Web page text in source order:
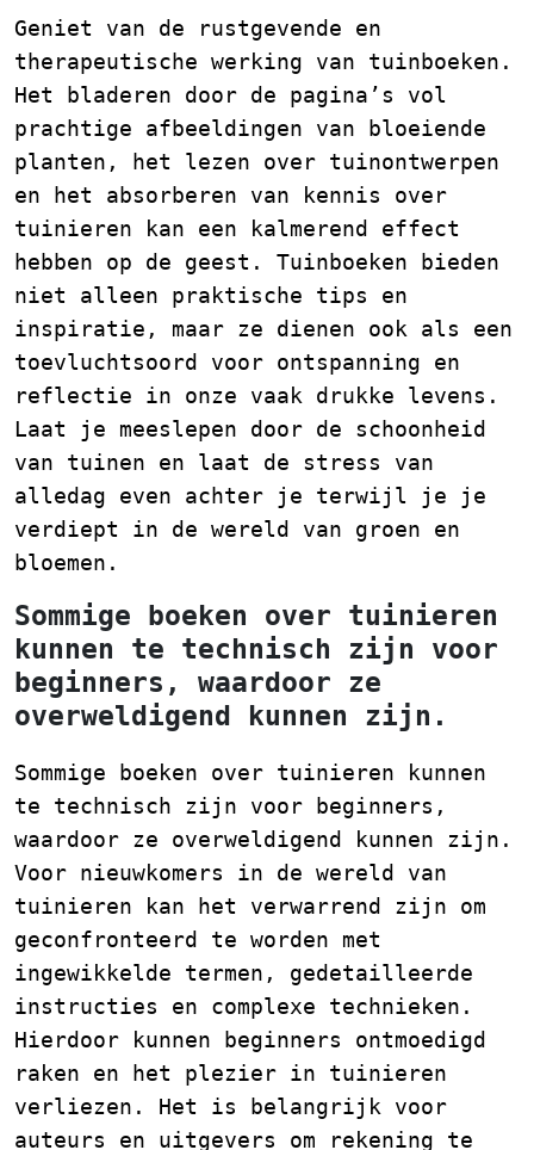
Geniet van de rustgevende en
therapeutische werking van tuinboeken.
Het bladeren door de pagina’s vol
prachtige afbeeldingen van bloeiende
planten, het lezen over tuinontwerpen
en het absorberen van kennis over
tuinieren kan een kalmerend effect
hebben op de geest. Tuinboeken bieden
niet alleen praktische tips en
inspiratie, maar ze dienen ook als een
toevluchtsoord voor ontspanning en
reflectie in onze vaak drukke levens.
Laat je meeslepen door de schoonheid
van tuinen en laat de stress van
alledag even achter je terwijl je je
verdiept in de wereld van groen en
bloemen.
Sommige boeken over tuinieren
kunnen te technisch zijn voor
beginners, waardoor ze
overweldigend kunnen zijn.
Sommige boeken over tuinieren kunnen
te technisch zijn voor beginners,
waardoor ze overweldigend kunnen zijn.
Voor nieuwkomers in de wereld van
tuinieren kan het verwarrend zijn om
geconfronteerd te worden met
ingewikkelde termen, gedetailleerde
instructies en complexe technieken.
Hierdoor kunnen beginners ontmoedigd
raken en het plezier in tuinieren
verliezen. Het is belangrijk voor
auteurs en uitgevers om rekening te